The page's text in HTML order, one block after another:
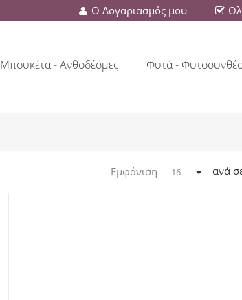
Ο Λογαριασμός μου
Μπουκέτα - Ανθοδέσμες Φυτά -
Εμφάνιση 16 ανά